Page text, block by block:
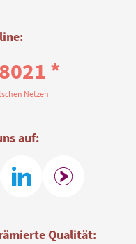
*
Netzen
auf:
Qualität: